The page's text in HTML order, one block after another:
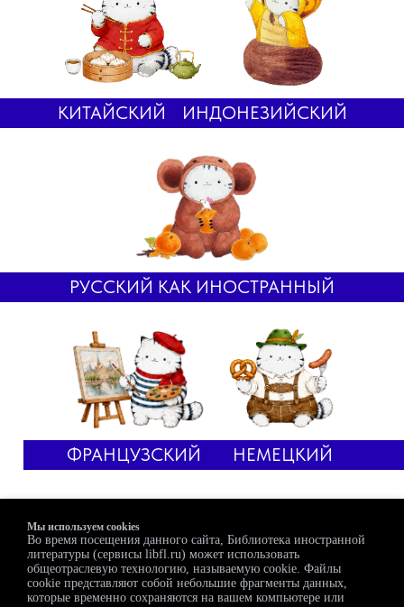
РУССКИЙ КАК ИНОСТРАННЫЙ
КИТАЙСКИЙ
ФРАНЦУЗСКИЙ НЕМЕЦКИЙ
ИНДОНЕЗИЙСКИЙ
Академия «Рудомино»
Мы используем cookies
Во время посещения данного сайта, Библиотека иностранной
литературы (сервисы libfl.ru) может использовать
общеотраслевую технологию, называемую cookie. Файлы
cookie представляют собой небольшие фрагменты данных,
которые временно сохраняются на вашем компьютере или